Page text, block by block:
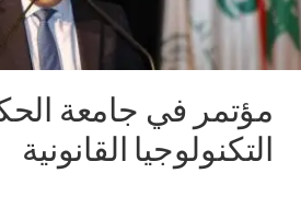
مؤتمر في جامعة
التكنولوجيا القانونية